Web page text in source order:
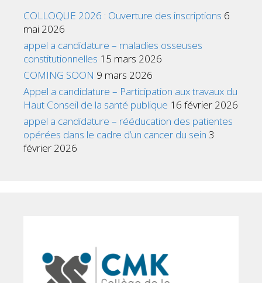
COLLOQUE 2026 : Ouverture des inscriptions 6
mai 2026
appel a candidature – maladies osseuses
constitutionnelles 15 mars 2026
COMING SOON 9 mars 2026
Appel a candidature – Participation aux travaux du
Haut Conseil de la santé publique 16 février 2026
appel a candidature – rééducation des patientes
opérées dans le cadre d’un cancer du sein 3
février 2026